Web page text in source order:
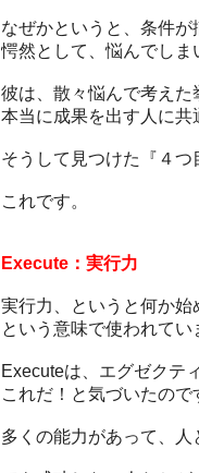
なぜかというと、条件が
愕然として、悩んでしま
彼は、散々悩んで考えた
本当に成果を出す人に共
そうして見つけた『４つ
これです。
Execute：実行力
実行力、というと何か
という意味で使われてい
Executeは、エグゼクテ
これだ！と気づいたので
多くの能力があって、人